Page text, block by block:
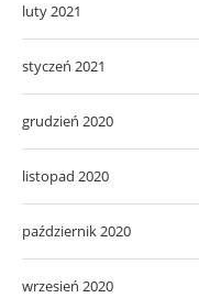
luty 2021
styczeń 2021
grudzień 2020
listopad 2020
październik 2020
wrzesień 2020